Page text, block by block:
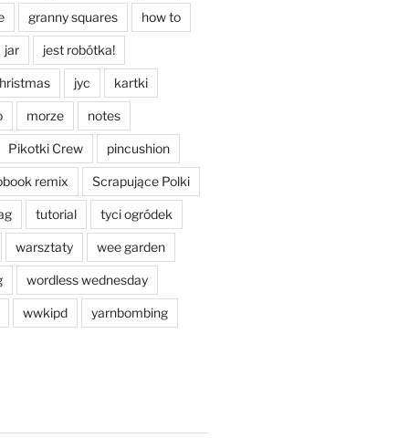
granny squares how to
jar jest robótka!
jyc kartki
morze notes
Pikotki Crew pincushion
remix Scrapujące Polki
tutorial tyci ogródek
warsztaty wee garden
wordless wednesday
wwkipd yarnbombing